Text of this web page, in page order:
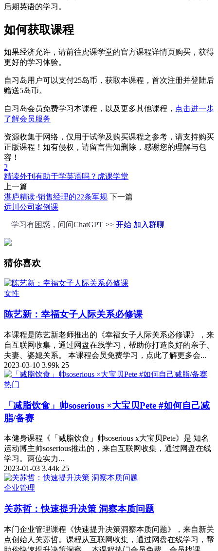
后期英语的学习。
如何获取课程
如果经济允许，请前往虎课学堂的官方课程详情页购买，获得
更好的学习体验。
自习岛用户可以支付25岛币，获取本课程，首次注册并登陆后
赠送5岛币。
自习岛会员免费学习本课程，以及更多其他课程， 点击进一步
了解会员服务
资源收集于网络，仅用于试学及购买课程之参考，请支持购买
正版课程！如有侵权，请留言告知删除，感谢您的理解与包
容！
2
精读外刊有助于学英语吗？ 虎课学堂
上一篇
湛庐精读·销售经理的22条军规 下一篇
远川公司案例课
学习有困惑，问问ChatGPT >> 开始 加入群聊
猜你喜欢
女性
陈艺新：幸福女子人际关系必修课
本课程是陈艺新老师推出的《幸福女子人际关系必修课》，来
自互联网收集，通过网盘在线学习，帮助你打造良好的亲子、
夫妻、婆媳关系。 本课程会员免费学习，点此了解更多会...
2023-03-10 3.99k 25
热门
「减脂饮食」帅soserious ×大宝贝Pete #如何自己减
脂/备赛
本健身课程《「减脂饮食」帅soserious x大宝贝Pete》是 知名
运动博主帅soserious推出的，来自互联网收集，通过网盘在线
学习。两位实力...
2023-01-03 3.44k 25
企业管理
关苏哲：快速提升决策 洞察本质问题
本门企业管理课程《快速提升决策洞察本质问题》，来自新关
点创始人关苏哲。课程从互联网收集，通过网盘在线学习，帮